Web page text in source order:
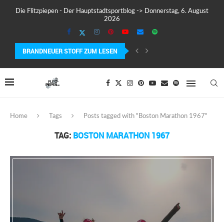
Die Flitzpiepen - Der Hauptstadtsportblog -> Donnerstag, 6. August
2026
BRANDNEUER STOFF ZUM LESEN
MEIN ERSTER MARATHON: 42,195 KILOMETER PURE VERRÜCKTHEIT,
Home Tags Posts tagged with "Boston Marathon 1967"
TAG: BOSTON MARATHON 1967